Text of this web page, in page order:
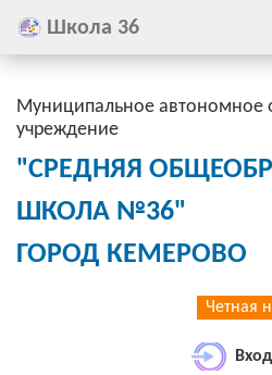
Школа 36
Муниципальное автономное
учреждение
"СРЕДНЯЯ
ШКОЛА №36"
ГОРОД КЕМЕРОВО
Четная